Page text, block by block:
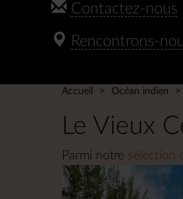
Contactez-nous
Rencontrons-
Accueil Océan indien
Le Vieux
Parmi notre sélection